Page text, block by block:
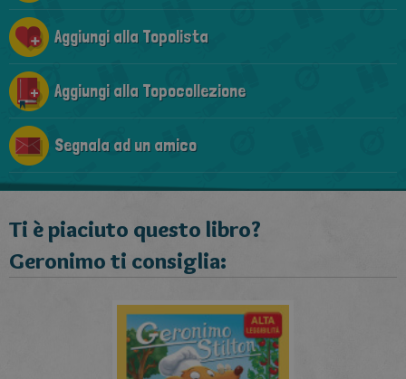
Aggiungi alla Topolista
Aggiungi alla Topocollezione
Segnala ad un amico
Ti è piaciuto questo libro?
Geronimo ti consiglia: